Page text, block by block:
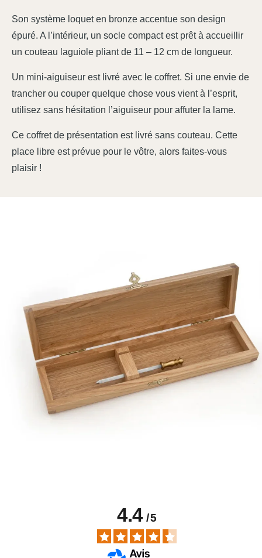
Son système loquet en bronze accentue son design
épuré. A l’intérieur, un socle compact est prêt à accueillir
un couteau laguiole pliant de 11 – 12 cm de longueur.
Un mini-aiguiseur est livré avec le coffret. Si une envie de
trancher ou couper quelque chose vous vient à l’esprit,
utilisez sans hésitation l’aiguiseur pour affuter la lame.
Ce coffret de présentation est livré sans couteau. Cette
place libre est prévue pour le vôtre, alors faites-vous
plaisir !
4.4/5